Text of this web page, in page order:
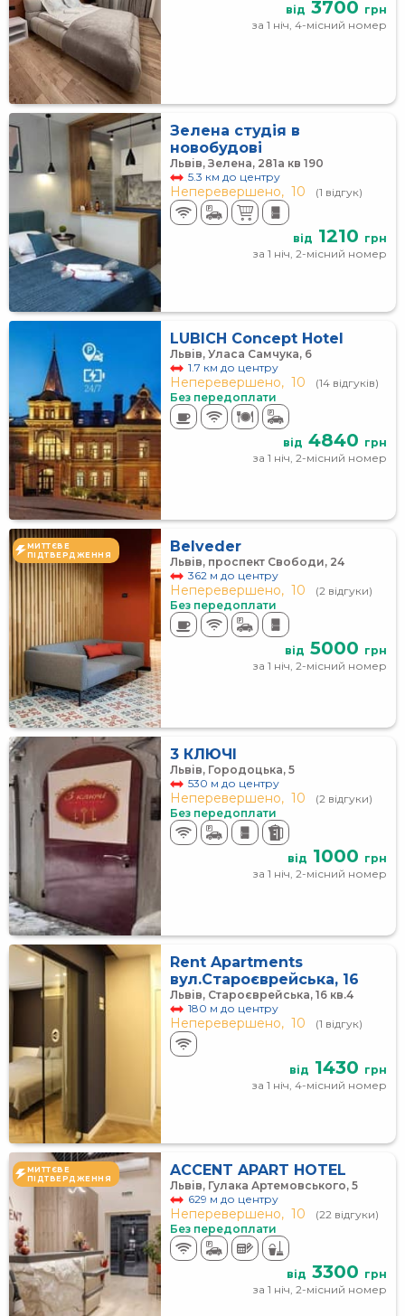
від 3700 грн
за 1 ніч, 4-місний номер
Зелена студія в
новобудові
Львів, Зелена, 281а кв 190
5.3 км до центру
Неперевершено, 10 (1 відгук)
від 1210 грн
за 1 ніч, 2-місний номер
LUBICH Concept Hotel
Львів, Уласа Самчука, 6
1.7 км до центру
Неперевершено, 10
(14 відгуків)
Без передоплати
від 4840 грн
за 1 ніч, 2-місний номер
МИТТЄВЕ
ПІДТВЕРДЖЕННЯ
Belveder
Львів, проспект Свободи, 24
362 м до центру
Неперевершено, 10
(2 відгуки)
Без передоплати
від 5000 грн
за 1 ніч, 2-місний номер
3 КЛЮЧІ
Львів, Городоцька, 5
530 м до центру
Неперевершено, 10
(2 відгуки)
Без передоплати
від 1000 грн
за 1 ніч, 2-місний номер
Rent Apartments
вул.Староєврейська, 16
Львів, Староєврейська, 16 кв.4
180 м до центру
Неперевершено, 10 (1 відгук)
від 1430 грн
за 1 ніч, 4-місний номер
МИТТЄВЕ
ПІДТВЕРДЖЕННЯ
ACCENT APART HOTEL
Львів, Гулака Артемовського, 5
629 м до центру
Неперевершено, 10
(22 відгуки)
Без передоплати
від 3300 грн
за 1 ніч, 2-місний номер